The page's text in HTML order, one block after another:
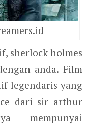
sherlock holmes
anda. Film
legendaris yang
dari sir arthur
mempunyai